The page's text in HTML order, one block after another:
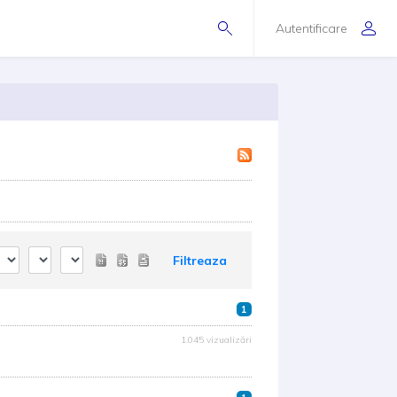
Autentificare
Filtreaza
1
1.045 vizualizări